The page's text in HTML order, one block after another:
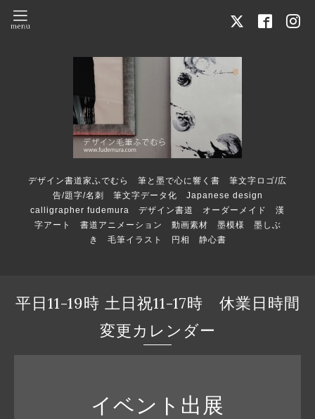
デザイン書道家ふでむら 筆と墨で心に響く書 筆文字ロゴ/広
告/題字/名刺 筆文字データ化 Japanese design
calligrapher fudemura デザイン書道 オーダーメイド 漢
字アート 書道アニメーション 動画素材 墨模様 墨しぶ
き 毛筆イラスト 円相 静心書
平日11-19時 土日祝11-17時 休業日時間
変更カレンダー
イベント出展